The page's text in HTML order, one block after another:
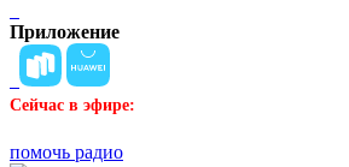
Приложение
Сейчас в эфире:
помочь радио